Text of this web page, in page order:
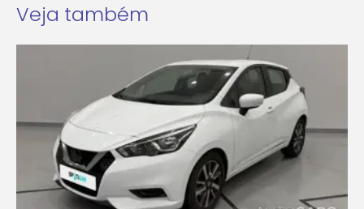
Veja também